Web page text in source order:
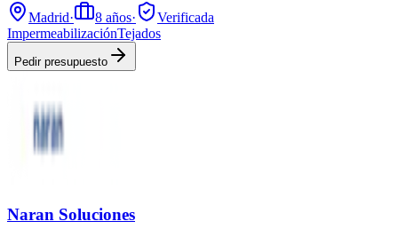
Madrid· 8 años·
Verificada
ImpermeabilizaciónTejados
Pedir presupuesto
Naran Soluciones